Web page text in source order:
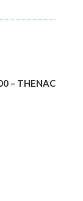
– THENAC